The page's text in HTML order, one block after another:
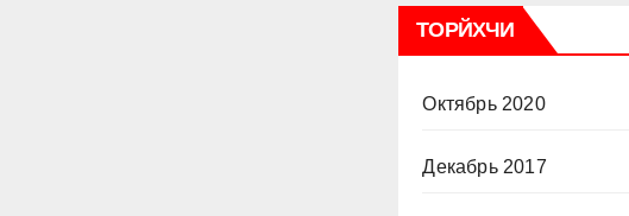
ТОРЙХЧИ
Октябрь 2020
Декабрь 2017